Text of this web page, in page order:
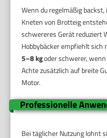
Wenn du regelmäßig
Kneten von Brotteig
schwereres Gerät reduziert
Hobbybäcker empfiehlt sich
5–8 kgoder schwerer,
Achte zusätzlich auf breite
Motor.
Professionelle
Bei täglicher Nutzung lohnt